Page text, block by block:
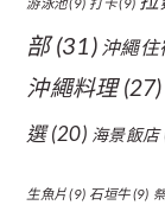
部(31) 沖繩住
沖繩料理(27)
選(20) 海景飯店
生魚片(9) 石垣牛(9)